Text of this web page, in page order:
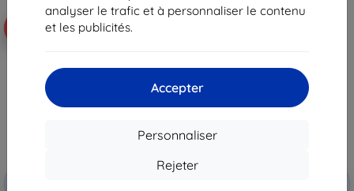
analyser le trafic et à personnaliser le contenu
et les publicités.
Accepter
Personnaliser
Rejeter